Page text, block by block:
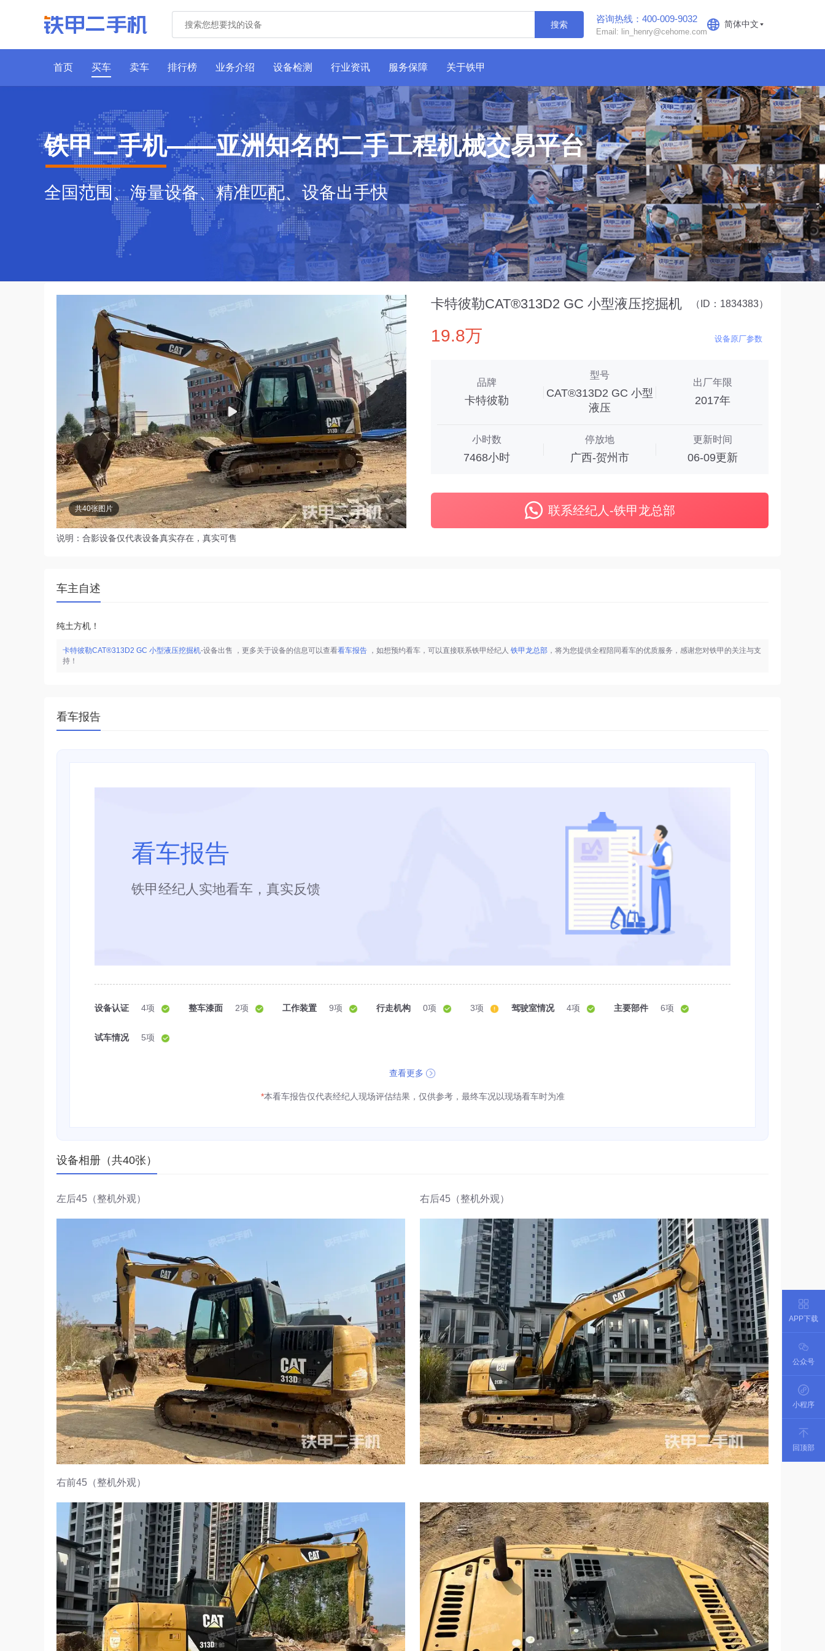
搜索
咨询热线：400-009-9032
Email: lin_henry@cehome.com
简体中文
首页 买车 卖车 排行榜 业务介绍 设备检测 行业资讯 服务保障 关于铁甲
铁甲二手机——亚洲知名的二手工程机械交易平台
全国范围、海量设备、精准匹配、设备出手快
共40张图片
说明：合影设备仅代表设备真实存在，真实可售
卡特彼勒CAT®313D2 GC 小型液压挖掘机 （ID：1834383）
19.8万 设备原厂参数
品牌
卡特彼勒
型号
CAT®313D2 GC 小型
液压
出厂年限
2017年
小时数
7468小时
停放地
广西-贺州市
更新时间
06-09更新
联系经纪人-铁甲龙总部
车主自述
纯土方机！
卡特彼勒CAT®313D2 GC 小型液压挖掘机-设备出售 ，更多关于设备的信息可以查看看车报告 ，如想预约看车，可以直接联系铁甲经纪人 铁甲龙总部 ，将为您提供全程陪同看车的优质服务，感谢您对铁甲的关注与支
持！
看车报告
看车报告
铁甲经纪人实地看车，真实反馈
设备认证 4项 整车漆面 2项 工作装置 9项 行走机构 0项 3项 驾驶室情况 4项 主要部件 6项
试车情况 5项
查看更多
*本看车报告仅代表经纪人现场评估结果，仅供参考，最终车况以现场看车时为准
设备相册（共40张）
左后45（整机外观） 右后45（整机外观）
右前45（整机外观）
APP下载
公众号
小程序
回顶部